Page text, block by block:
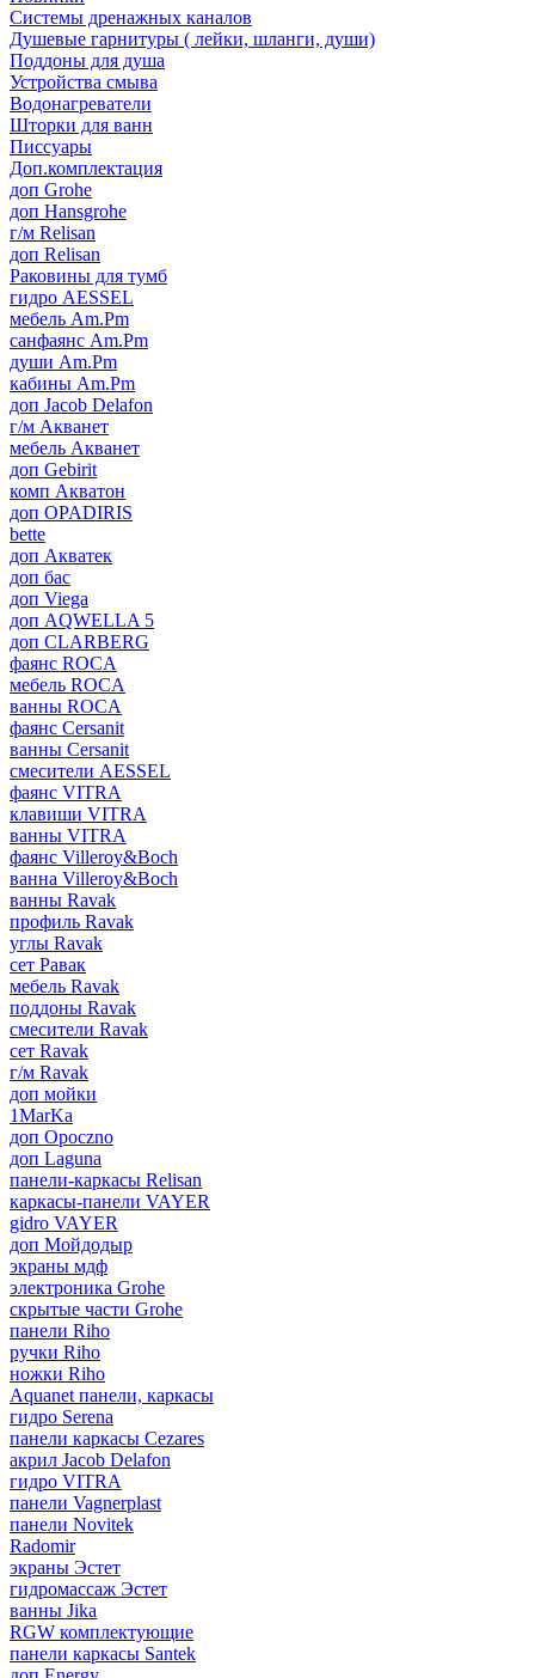
Системы дренажных каналов
Душевые гарнитуры ( лейки, шланги, души)
Поддоны для душа
Устройства смыва
Водонагреватели
Шторки для ванн
Писсуары
Доп.комплектация
доп Grohe
доп Hansgrohe
г/м Relisan
доп Relisan
Раковины для тумб
гидро AESSEL
мебель Am.Pm
санфаянс Am.Pm
души Am.Pm
кабины Am.Pm
доп Jacob Delafon
г/м Акванет
мебель Акванет
доп Gebirit
комп Акватон
доп OPADIRIS
bette
доп Акватек
доп бас
доп Viega
доп AQWELLA 5
доп CLARBERG
фаянс ROCA
мебель ROCA
ванны ROCA
фаянс Cersanit
ванны Cersanit
смесители AESSEL
фаянс VITRA
клавиши VITRA
ванны VITRA
фаянс Villeroy&Boch
ванна Villeroy&Boch
ванны Ravak
профиль Ravak
углы Ravak
сет Равак
мебель Ravak
поддоны Ravak
смесители Ravak
сет Ravak
г/м Ravak
доп мойки
1MarKa
доп Opoczno
доп Laguna
панели-каркасы Relisan
каркасы-панели VAYER
gidro VAYER
доп Мойдодыр
экраны мдф
электроника Grohe
скрытые части Grohe
панели Riho
ручки Riho
ножки Riho
Aquanet панели, каркасы
гидро Serena
панели каркасы Cezares
акрил Jacob Delafon
гидро VITRA
панели Vagnerplast
панели Novitek
Radomir
экраны Эстет
гидромассаж Эстет
ванны Jika
RGW комплектующие
панели каркасы Santek